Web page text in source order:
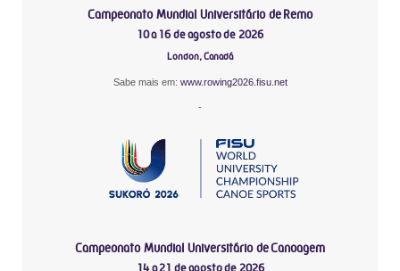
Campeonato Mundial Universitário de Remo
10 a 16 de agosto de 2026
London, Canadá
Sabe mais em: www.rowing2026.fisu.net
-
Campeonato Mundial Universitário de Canoagem
14 a 21 de agosto de 2026